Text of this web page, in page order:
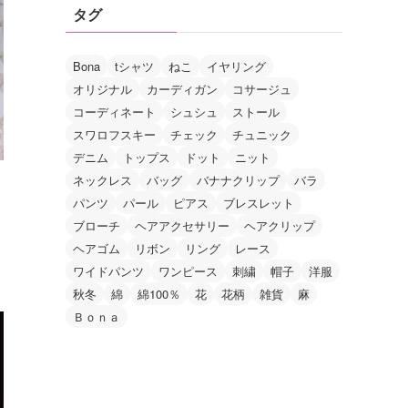
タグ
Bona tシャツ ねこ
イヤリング
オリジナル
カーディガン
コサージュ
コーディネート
シュシュ
ストール
スワロフスキー
チェック
チュニック
デニム
トップス ドット
ニット
ネックレス
バッグ バナナクリップ
バラ
パンツ
パール ピアス
ブレスレット
ブローチ
ヘアアクセサリー
ヘアクリップ
ヘアゴム
リボン リング
レース
ワイドパンツ
ワンピース 刺繍 帽子
洋服
秋冬
綿 綿100％ 花 花柄 雑貨
麻
Ｂｏｎａ